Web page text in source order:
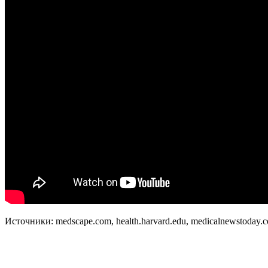
Источники: medscape.com, health.harvard.edu,